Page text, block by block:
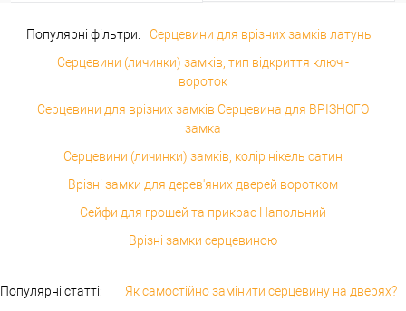
Популярні фільтри:
Серцевини для врізних замків латунь
Серцевини (личинки) замків, тип відкриття ключ -
вороток
Серцевини для врізних замків Серцевина для ВРІЗНОГО
замка
Серцевини (личинки) замків, колір нікель сатин
Врізні замки для дерев'яних дверей воротком
Сейфи для грошей та прикрас Напольний
Врізні замки серцевиною
Популярні статті:
Як самостійно замінити серцевину на дверях?